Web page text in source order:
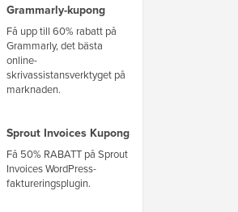
Grammarly-kupong
Få upp till 60% rabatt på
Grammarly, det bästa
online-
skrivassistansverktyget på
marknaden.
Sprout Invoices Kupong
Få 50% RABATT på Sprout
Invoices WordPress-
faktureringsplugin.